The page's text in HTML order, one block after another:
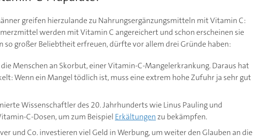
greifen hierzulande zu Nahrungsergänzungsmitteln mit Vitamin C:
werden mit Vitamin C angereichert und schon erscheinen sie
so großer Beliebtheit erfreuen, dürfte vor allem drei Gründe haben:
Menschen an Skorbut, einer Vitamin-C-Mangelerkrankung. Daraus hat
Wenn ein Mangel tödlich ist, muss eine extrem hohe Zufuhr ja sehr gut
Wissenschaftler des 20. Jahrhunderts wie Linus Pauling und
C-Dosen, um zum Beispiel Erkältungenzu bekämpfen.
und Co. investieren viel Geld in Werbung, um weiter den Glauben an die